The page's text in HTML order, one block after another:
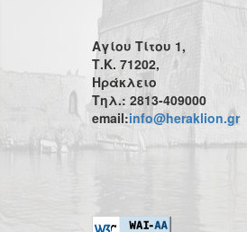
Αγίου Τίτου 1,
Τ.Κ. 71202,
Ηράκλειο
Τηλ.: 2813-409000
email:info@heraklion.gr